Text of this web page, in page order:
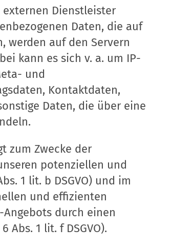
externen Dienstleister
Daten, die auf
werden auf den Servern
kann es sich v. a. um IP-
und
Kontaktdaten,
Daten, die über eine
zum Zwecke der
potenziellen und
1 lit. b DSGVO) und im
und effizienten
durch einen
Abs. 1 lit. f DSGVO).